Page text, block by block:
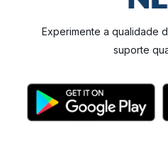
Experimente a qualidade
suporte